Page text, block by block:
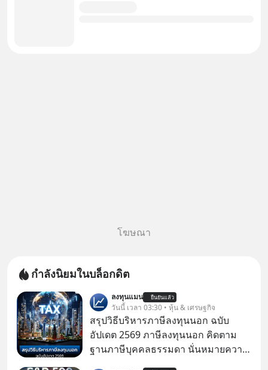
โฆษณา
กำลังนิยมในบล็อกดิต
ลงทุนแมน ยืนยันแล้ว
วันนี้ เวลา 03:30 • หุ้น & เศรษฐกิจ
สรุปวิธีบริหารภาษีลงทุนนอก ฉบับ
อัปเดต 2569 ภาษีลงทุนนอก คิดตาม
ฐานภาษีบุคคลธรรมดา นั่นหมายความ